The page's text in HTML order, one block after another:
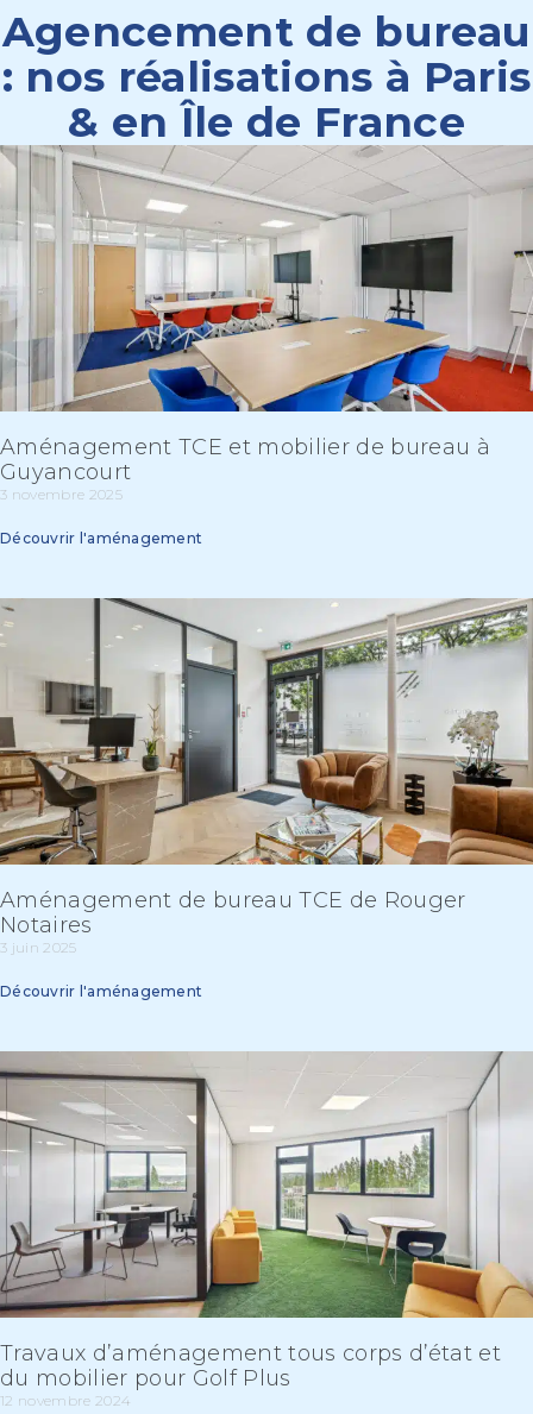
Agencement de bureau
: nos réalisations à Paris
& en Île de France
Aménagement TCE et mobilier de bureau à
Guyancourt
3 novembre 2025
Découvrir l'aménagement
Aménagement de bureau TCE de Rouger
Notaires
3 juin 2025
Découvrir l'aménagement
Travaux d’aménagement tous corps d’état et
du mobilier pour Golf Plus
12 novembre 2024